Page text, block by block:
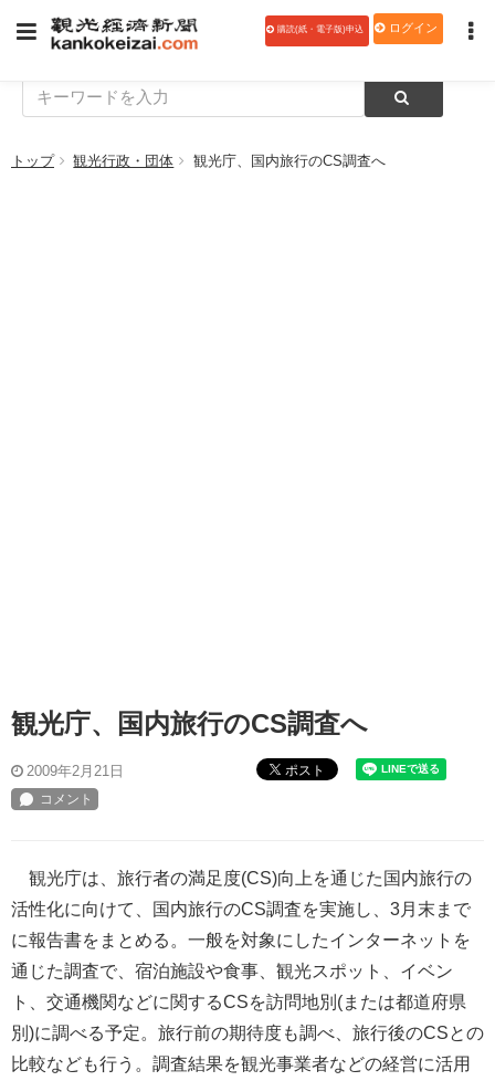
購読(紙・電子版)申込 ログイン
トップ 観光行政・団体 観光庁、国内旅行のCS調査へ
観光庁、国内旅行のCS調査へ
2009年2月21日 ポスト
観光庁は、旅行者の満足度(CS)向上を通じた国内旅行の
活性化に向けて、国内旅行のCS調査を実施し、3月末まで
に報告書をまとめる。一般を対象にしたインターネットを
通じた調査で、宿泊施設や食事、観光スポット、イベン
ト、交通機関などに関するCSを訪問地別(または都道府県
別)に調べる予定。旅行前の期待度も調べ、旅行後のCSとの
比較なども行う。調査結果を観光事業者などの経営に活用